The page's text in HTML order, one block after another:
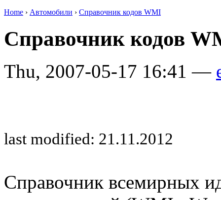
Home › Автомобили › Справочник кодов WMI
Справочник кодов
Thu, 2007-05-17 16:41 —
last modified: 21.11.2012
Справочник всемирных